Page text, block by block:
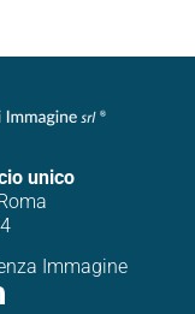
unico
Immagine